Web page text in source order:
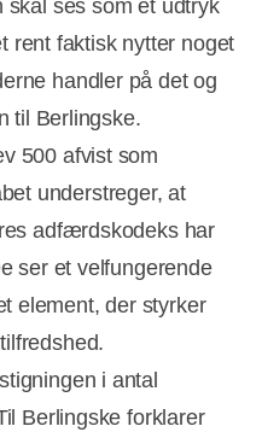
skal ses som et udtryk
rent faktisk nytter noget
handler på det og
til Berlingske.
500 afvist som
understreger, at
adfærdskodeks har
ser et velfungerende
element, der styrker
i antal
Berlingske forklarer